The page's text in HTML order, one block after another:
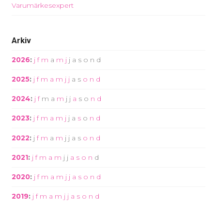
Varumärkesexpert
Arkiv
2026: j f m a m j j a s o n d
2025: j f m a m j j a s o n d
2024: j f m a m j j a s o n d
2023: j f m a m j j a s o n d
2022: j f m a m j j a s o n d
2021: j f m a m j j a s o n d
2020: j f m a m j j a s o n d
2019: j f m a m j j a s o n d